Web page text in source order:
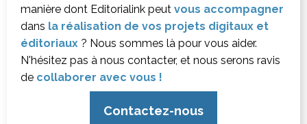
manière dont Editorialink peut vous accompagner
dans la réalisation de vos projets digitaux et
éditoriaux ? Nous sommes là pour vous aider.
N'hésitez pas à nous contacter, et nous serons ravis
de collaborer avec vous !
Contactez-nous